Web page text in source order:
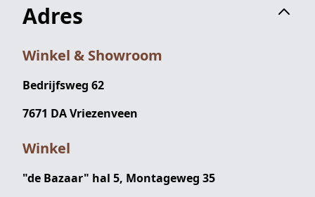
Adres
Winkel & Showroom
Bedrijfsweg 62
7671 DA Vriezenveen
Winkel
"de Bazaar" hal 5, Montageweg 35